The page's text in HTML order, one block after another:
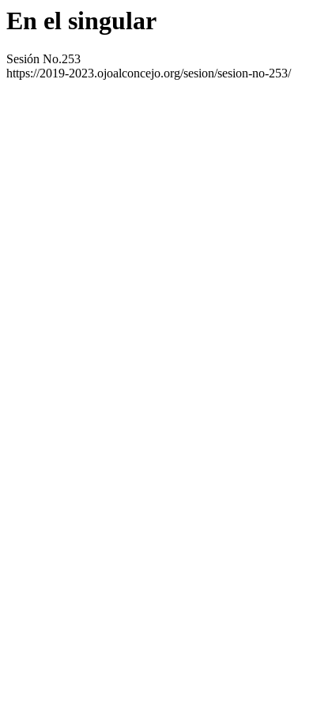
En el singular
Sesión No.253
https://2019-2023.ojoalconcejo.org/sesion/sesion-no-253/